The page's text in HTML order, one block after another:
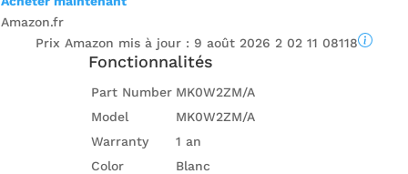
Amazon.fr
Prix ​​Amazon mis à jour : 9 août 2026 2 02 11 08118
Fonctionnalités
Part Number MK0W2ZM/A
Model
MK0W2ZM/A
Warranty
1 an
Color
Blanc